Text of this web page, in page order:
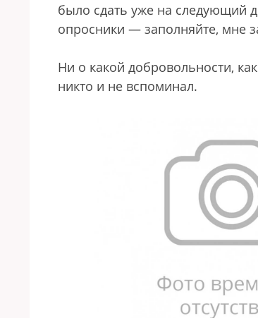
было сдать уже на следующий
опросники — заполняйте, мне
Ни о какой добровольности,
никто и не вспоминал.